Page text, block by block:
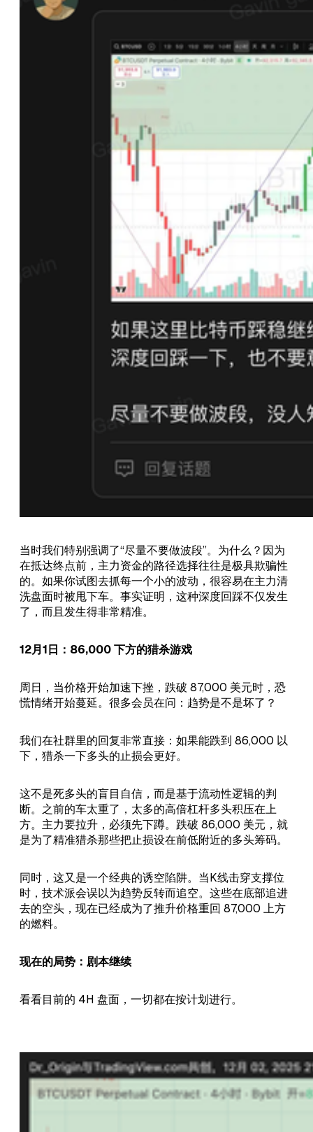
当时我们特别强调了“尽量不要做波段”。为什么？因为
在抵达终点前，主力资金的路径选择往往是极具欺骗性
的。如果你试图去抓每一个小的波动，很容易在主力清
洗盘面时被甩下车。事实证明，这种深度回踩不仅发生
了，而且发生得非常精准。
12月1日：86,000 下方的猎杀游戏
周日，当价格开始加速下挫，跌破 87,000 美元时，恐
慌情绪开始蔓延。很多会员在问：趋势是不是坏了？
我们在社群里的回复非常直接：如果能跌到 86,000 以
下，猎杀一下多头的止损会更好。
这不是死多头的盲目自信，而是基于流动性逻辑的判
断。之前的车太重了，太多的高倍杠杆多头积压在上
方。主力要拉升，必须先下蹲。跌破 86,000 美元，就
是为了精准猎杀那些把止损设在前低附近的多头筹码。
同时，这又是一个经典的诱空陷阱。当K线击穿支撑位
时，技术派会误以为趋势反转而追空。这些在底部追进
去的空头，现在已经成为了推升价格重回 87,000 上方
的燃料。
现在的局势：剧本继续
看看目前的 4H 盘面，一切都在按计划进行。